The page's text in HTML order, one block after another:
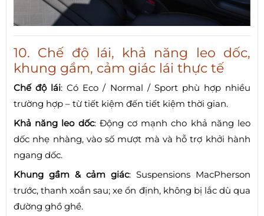
10. Chế độ lái, khả năng leo dốc,
khung gầm, cảm giác lái thực tế
Chế độ lái: Có Eco / Normal / Sport phù hợp nhiều
trường hợp – từ tiết kiệm đến tiết kiệm thời gian.
Khả năng leo dốc: Động cơ mạnh cho khả năng leo
dốc nhẹ nhàng, vào số mượt mà và hỗ trợ khởi hành
ngang dốc.
Khung gầm & cảm giác: Suspensions MacPherson
trước, thanh xoắn sau; xe ổn định, không bị lắc dù qua
đường ghồ ghề.